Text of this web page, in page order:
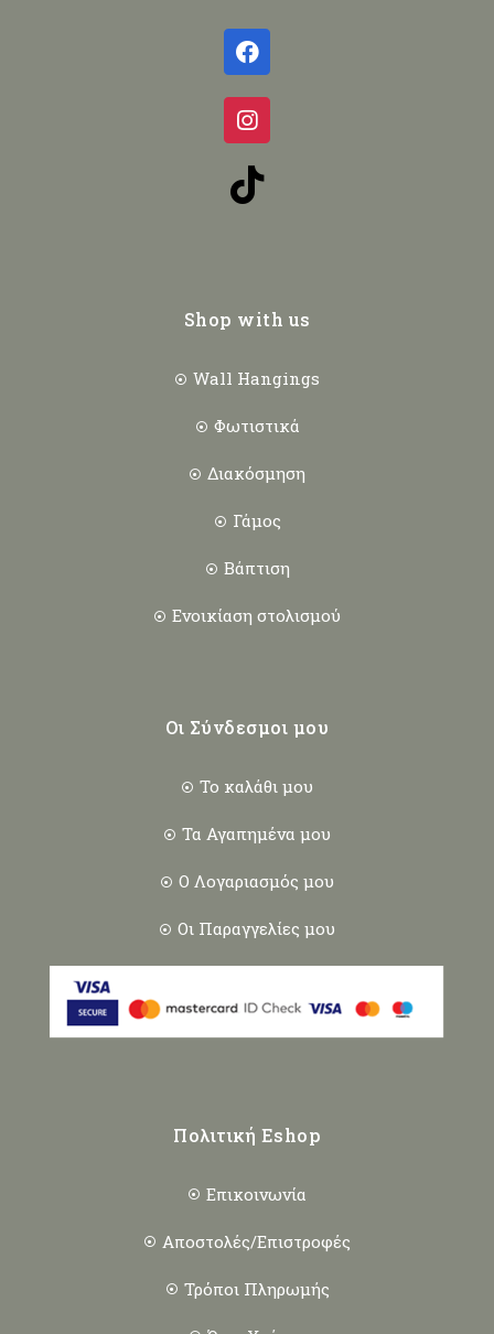
Shop with us
Wall Hangings
Φωτιστικά
Διακόσμηση
Γάμος
Βάπτιση
Ενοικίαση στολισμού
Οι Σύνδεσμοι μου
Το καλάθι μου
Τα Αγαπημένα μου
Ο Λογαριασμός μου
Οι Παραγγελίες μου
Πολιτική Eshop
Επικοινωνία
Αποστολές/Επιστροφές
Τρόποι Πληρωμής